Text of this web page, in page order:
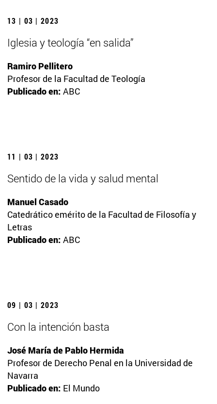
13 | 03 | 2023
Iglesia y teología “en salida”
Ramiro Pellitero
Profesor de la Facultad de Teología
Publicado en: ABC
11 | 03 | 2023
Sentido de la vida y salud mental
Manuel Casado
Catedrático emérito de la Facultad de Filosofía y
Letras
Publicado en: ABC
09 | 03 | 2023
Con la intención basta
José María de Pablo Hermida
Profesor de Derecho Penal en la Universidad de
Navarra
Publicado en: El Mundo